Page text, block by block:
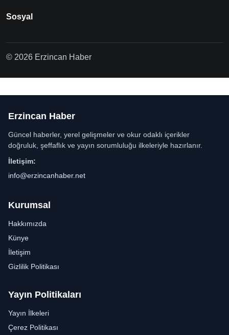
Sosyal
© 2026 Erzincan Haber
Erzincan Haber
Güncel haberler, yerel gelişmeler ve okur odaklı içerikler
doğruluk, şeffaflık ve yayın sorumluluğu ilkeleriyle hazırlanır.
İletişim:
info@erzincanhaber.net
Kurumsal
Hakkımızda
Künye
İletişim
Gizlilik Politikası
Yayın Politikaları
Yayın İlkeleri
Çerez Politikası